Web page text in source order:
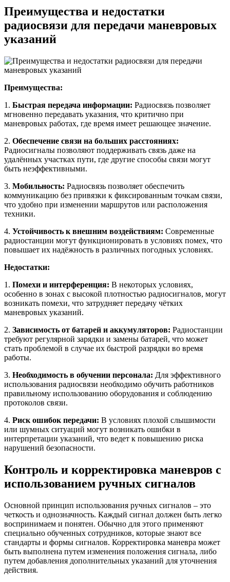
Преимущества и недостатки
радиосвязи для передачи маневровых
указаний
Преимущества:
1. Быстрая передача информации: Радиосвязь позволяет
мгновенно передавать указания, что критично при
маневровых работах, где время имеет решающее значение.
2. Обеспечение связи на больших расстояниях:
Радиосигналы позволяют поддерживать связь даже на
удалённых участках пути, где другие способы связи могут
быть неэффективными.
3. Мобильность: Радиосвязь позволяет обеспечить
коммуникацию без привязки к фиксированным точкам связи,
что удобно при изменении маршрутов или расположения
техники.
4. Устойчивость к внешним воздействиям: Современные
радиостанции могут функционировать в условиях помех, что
повышает их надёжность в различных погодных условиях.
Недостатки:
1. Помехи и интерференция: В некоторых условиях,
особенно в зонах с высокой плотностью радиосигналов, могут
возникать помехи, что затрудняет передачу чётких
маневровых указаний.
2. Зависимость от батарей и аккумуляторов: Радиостанции
требуют регулярной зарядки и замены батарей, что может
стать проблемой в случае их быстрой разрядки во время
работы.
3. Необходимость в обучении персонала: Для эффективного
использования радиосвязи необходимо обучить работников
правильному использованию оборудования и соблюдению
протоколов связи.
4. Риск ошибок передачи: В условиях плохой слышимости
или шумных ситуаций могут возникать ошибки в
интерпретации указаний, что ведет к повышению риска
нарушений безопасности.
Контроль и корректировка маневров с
использованием ручных сигналов
Основной принцип использования ручных сигналов – это
четкость и однозначность. Каждый сигнал должен быть легко
воспринимаем и понятен. Обычно для этого применяют
специально обученных сотрудников, которые знают все
стандарты и формы сигналов. Корректировка маневра может
быть выполнена путем изменения положения сигнала, либо
путем добавления дополнительных указаний для уточнения
действия.